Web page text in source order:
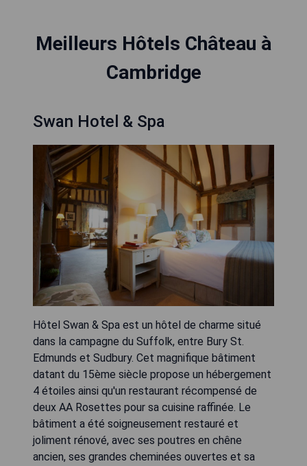
Meilleurs Hôtels Château à
Cambridge
Swan Hotel & Spa
Hôtel Swan & Spa est un hôtel de charme situé
dans la campagne du Suffolk, entre Bury St.
Edmunds et Sudbury. Cet magnifique bâtiment
datant du 15ème siècle propose un hébergement
4 étoiles ainsi qu'un restaurant récompensé de
deux AA Rosettes pour sa cuisine raffinée. Le
bâtiment a été soigneusement restauré et
joliment rénové, avec ses poutres en chêne
ancien, ses grandes cheminées ouvertes et sa